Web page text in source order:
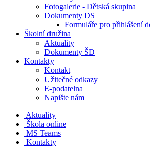
Fotogalerie - Dětská skupina
Dokumenty DS
Formuláře pro přihlášení
Školní družina
Aktuality
Dokumenty ŠD
Kontakty
Kontakt
Užitečné odkazy
E-podatelna
Napište nám
Aktuality
Škola online
MS Teams
Kontakty